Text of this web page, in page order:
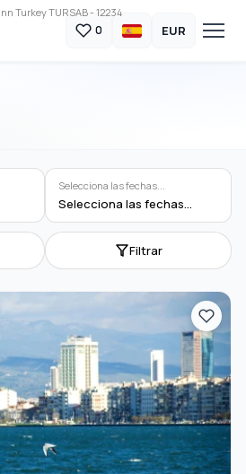
Turkey TURSAB - 12234
0 EUR
Selecciona las fechas...
Selecciona las fechas...
Filtrar